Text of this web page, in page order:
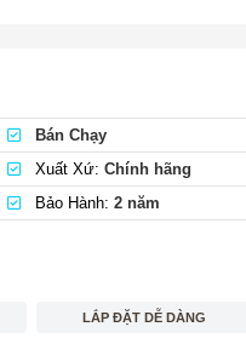
Bán Chạy
Xuất Xứ: Chính hãng
Bảo Hành: 2 năm
LẮP ĐẶT DỄ DÀNG